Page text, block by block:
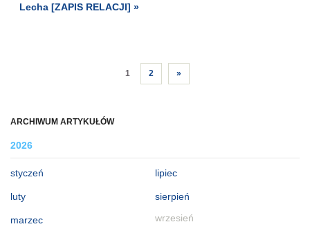
ARCHIWUM ARTYKUŁÓW
2026
styczeń
luty
marzec
lipiec
sierpień
wrzesień
Lecha [ZAPIS RELACJI] »
1 2 »